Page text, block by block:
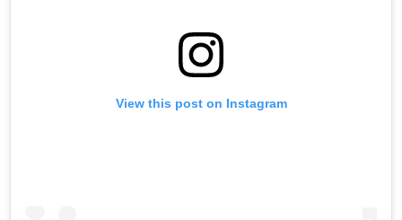
View this post on Instagram